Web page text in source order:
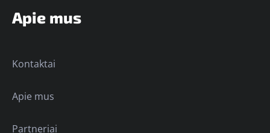
Apie mus
Kontaktai
Apie mus
Partneriai